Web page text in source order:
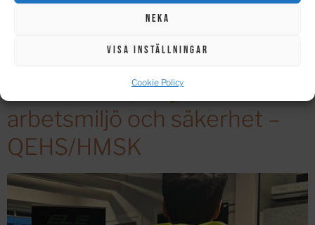
Neka
Visa inställningar
Cookie Policy
Basketspelare André Nilsson, van att ha många bollar i
Projektledningstjänster
inom kvalité, miljö,
arbetsmiljö och säkerhet –
QEHS/HMSK